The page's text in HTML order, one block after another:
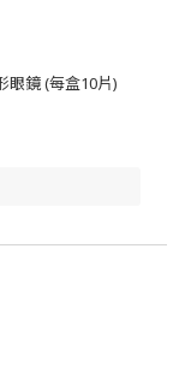
鏡 (每盒10片)